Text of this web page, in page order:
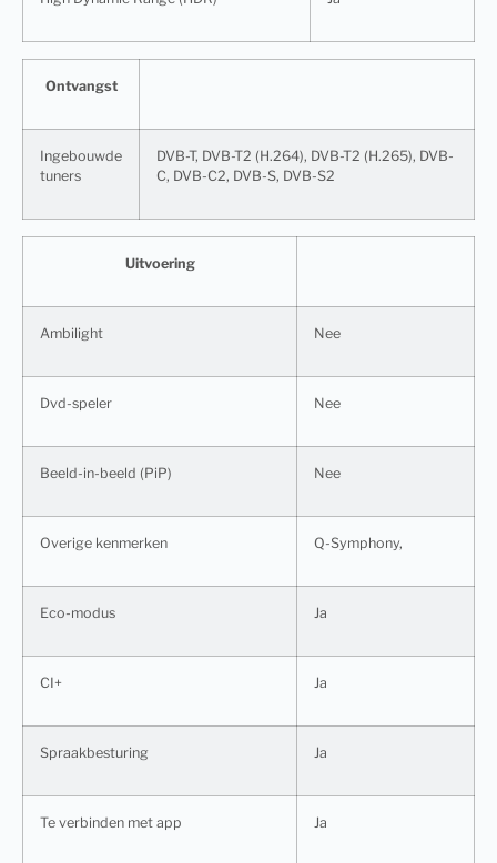
Ontvangst
Ingebouwde
tuners
DVB-T, DVB-T2 (H.264), DVB-T2 (H.265), DVB-
C, DVB-C2, DVB-S, DVB-S2
Uitvoering
Ambilight Nee
Dvd-speler Nee
Beeld-in-beeld (PiP) Nee
Overige kenmerken Q-Symphony,
Eco-modus Ja
CI+ Ja
Spraakbesturing Ja
Te verbinden met app Ja